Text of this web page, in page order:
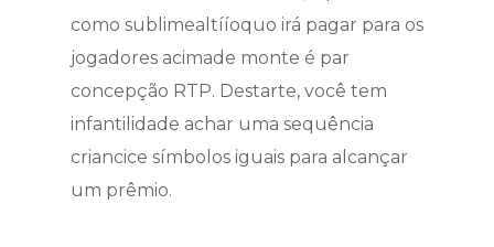
como sublimealtííoquo irá pagar para os
jogadores acimade monte é par
concepção RTP. Destarte, você tem
infantilidade achar uma sequência
criancice símbolos iguais para alcançar
um prêmio.